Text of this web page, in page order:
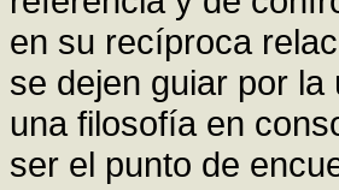
en su recíproca
se dejen guiar por
una filosofía en
ser el punto de